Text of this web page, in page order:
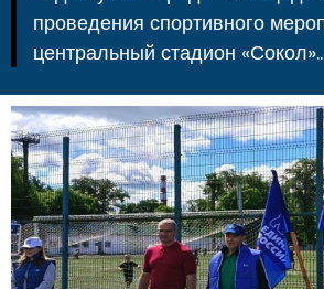
проведения спортивного
центральный стадион «Сокол»..